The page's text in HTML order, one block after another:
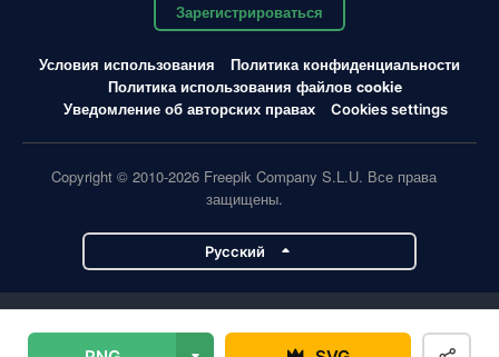
Зарегистрироваться
Условия использования
Политика конфиденциальности
Политика использования файлов cookie
Уведомление об авторских правах
Cookies settings
Copyright © 2010-2026 Freepik Company S.L.U. Все права
защищены.
Pусский